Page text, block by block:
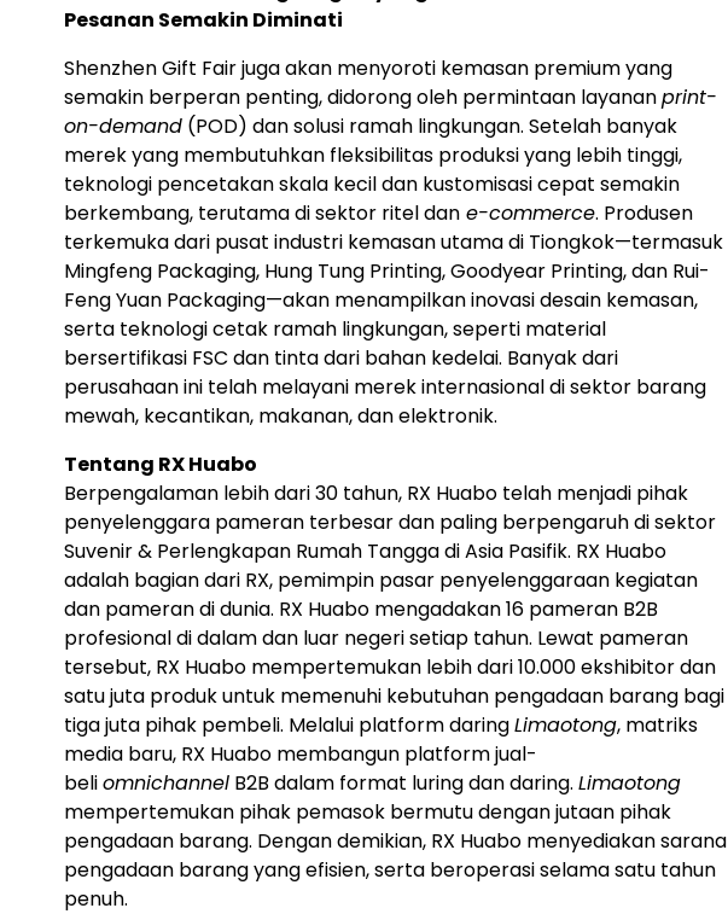
Pesanan Semakin Diminati
Shenzhen Gift Fair juga akan menyoroti kemasan premium yang
semakin berperan penting, didorong oleh permintaan layananprint-
on-demand (POD) dan solusi ramah lingkungan. Setelah banyak
merek yang membutuhkan fleksibilitas produksi yang lebih tinggi,
teknologi pencetakan skala kecil dan kustomisasi cepat semakin
berkembang, terutama di sektor ritel dan e-commerce. Produsen
terkemuka dari pusat industri kemasan utama di Tiongkok—termasuk
Mingfeng Packaging, Hung Tung Printing, Goodyear Printing, dan Rui-
Feng Yuan Packaging—akan menampilkan inovasi desain kemasan,
serta teknologi cetak ramah lingkungan, seperti material
bersertifikasi FSC dan tinta dari bahan kedelai. Banyak dari
perusahaan ini telah melayani merek internasional di sektor barang
mewah, kecantikan, makanan, dan elektronik.
Tentang RX Huabo
Berpengalaman lebih dari 30 tahun, RX Huabo telah menjadi pihak
penyelenggara pameran terbesar dan paling berpengaruh di sektor
Suvenir & Perlengkapan Rumah Tangga di Asia Pasifik. RX Huabo
adalah bagian dari RX, pemimpin pasar penyelenggaraan kegiatan
dan pameran di dunia. RX Huabo mengadakan 16 pameran B2B
profesional di dalam dan luar negeri setiap tahun. Lewat pameran
tersebut, RX Huabo mempertemukan lebih dari 10.000 ekshibitor dan
satu juta produk untuk memenuhi kebutuhan pengadaan barang bagi
tiga juta pihak pembeli. Melalui platform daringLimaotong, matriks
media baru, RX Huabo membangun platform jual-
beliomnichannel B2B dalam format luring dan daring. Limaotong
mempertemukan pihak pemasok bermutu dengan jutaan pihak
pengadaan barang. Dengan demikian, RX Huabo menyediakan sarana
pengadaan barang yang efisien, serta beroperasi selama satu tahun
penuh.